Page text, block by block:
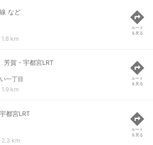
など
1.8 km
ルート
を見る
芳賀・宇都宮LRT
一丁目
km
ルート
を見る
都宮LRT
2.3 km
ルート
を見る